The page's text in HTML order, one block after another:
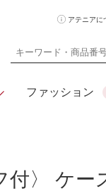
アテニアに
クレンジング
アイメイク
ダイエットシリー
ファッション
を知らな〉 ケー